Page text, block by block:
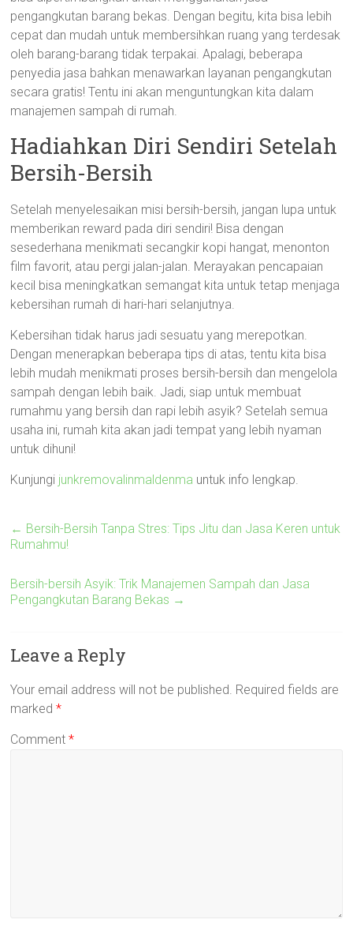
pengangkutan barang bekas. Dengan begitu, kita bisa lebih
cepat dan mudah untuk membersihkan ruang yang terdesak
oleh barang-barang tidak terpakai. Apalagi, beberapa
penyedia jasa bahkan menawarkan layanan pengangkutan
secara gratis! Tentu ini akan menguntungkan kita dalam
manajemen sampah di rumah.
Hadiahkan Diri Sendiri Setelah
Bersih-Bersih
Setelah menyelesaikan misi bersih-bersih, jangan lupa untuk
memberikan reward pada diri sendiri! Bisa dengan
sesederhana menikmati secangkir kopi hangat, menonton
film favorit, atau pergi jalan-jalan. Merayakan pencapaian
kecil bisa meningkatkan semangat kita untuk tetap menjaga
kebersihan rumah di hari-hari selanjutnya.
Kebersihan tidak harus jadi sesuatu yang merepotkan.
Dengan menerapkan beberapa tips di atas, tentu kita bisa
lebih mudah menikmati proses bersih-bersih dan mengelola
sampah dengan lebih baik. Jadi, siap untuk membuat
rumahmu yang bersih dan rapi lebih asyik? Setelah semua
usaha ini, rumah kita akan jadi tempat yang lebih nyaman
untuk dihuni!
Kunjungi junkremovalinmaldenma untuk info lengkap.
← Bersih-Bersih Tanpa Stres: Tips Jitu dan Jasa Keren untuk
Rumahmu!
Bersih-bersih Asyik: Trik Manajemen Sampah dan Jasa
Pengangkutan Barang Bekas →
Leave a Reply
Your email address will not be published. Required fields are
marked*
Comment*